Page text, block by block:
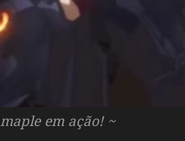
em ação! ~